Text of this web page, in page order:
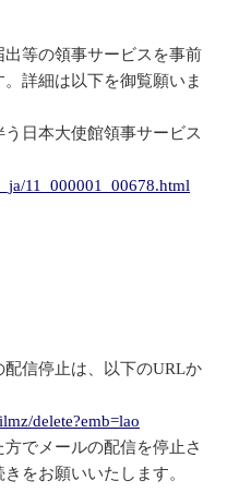
等の領事サービスを事前
詳細は以下を御覧願いま
う日本大使館領事サービス
11_000001_00678.html
信停止は、以下のURLか
delete?emb=lao
でメールの配信を停止さ
をお願いいたします。